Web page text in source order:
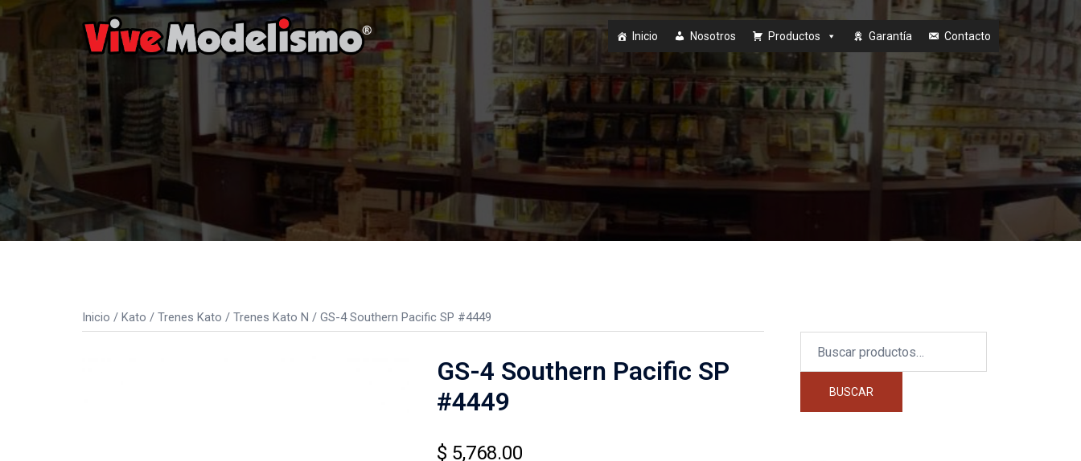
Saltar
contenido
Inicio Nosotros Productos Garantía Contacto
Inicio / Kato / Trenes Kato / Trenes Kato N / GS-4 Southern Pacific SP #4449
GS-4 Southern Pacific SP
#4449
$ 5,768.00
por:
BUSCAR